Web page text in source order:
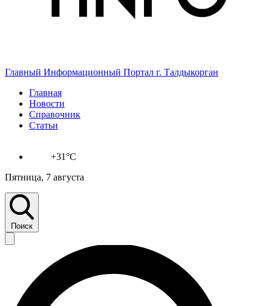
Главный Информационный Портал г. Талдыкорган
Главная
Новости
Справочник
Статьи
+31°C
Пятница, 7 августа
Поиск